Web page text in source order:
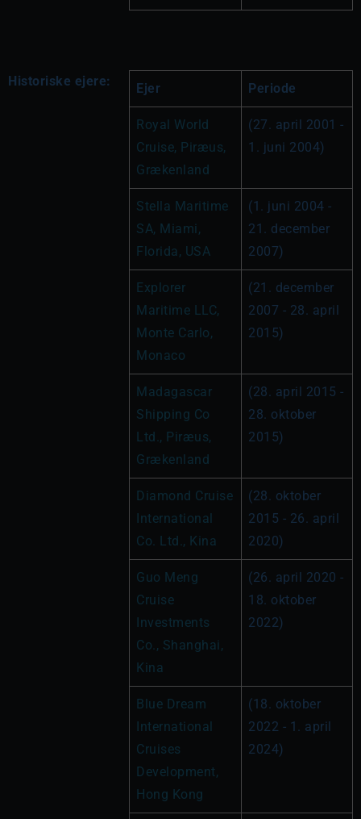
Historiske ejere: Ejer Periode
Royal World
Cruise, Piræus,
Grækenland
(27. april 2001 -
1. juni 2004)
Stella Maritime
SA, Miami,
Florida, USA
(1. juni 2004 -
21. december
2007)
Explorer
Maritime LLC,
Monte Carlo,
Monaco
(21. december
2007 - 28. april
2015)
Madagascar
Shipping Co
Ltd., Piræus,
Grækenland
(28. april 2015 -
28. oktober
2015)
Diamond Cruise
International
Co. Ltd., Kina
(28. oktober
2015 - 26. april
2020)
Guo Meng
Cruise
Investments
Co., Shanghai,
Kina
(26. april 2020 -
18. oktober
2022)
Blue Dream
International
Cruises
Development,
Hong Kong
(18. oktober
2022 - 1. april
2024)